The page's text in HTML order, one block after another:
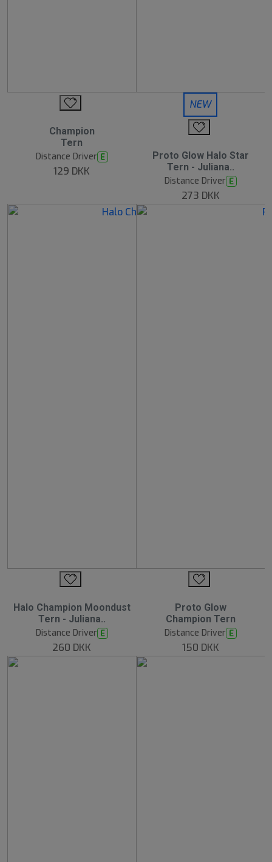
Champion
Tern
Distance Driver E
129 DKK
NEW
Proto Glow Halo Star
Tern - Juliana..
Distance Driver E
273 DKK
Halo Champion Moondust
Tern - Juliana..
Distance Driver E
260 DKK
Proto Glow
Champion Tern
Distance Driver E
150 DKK